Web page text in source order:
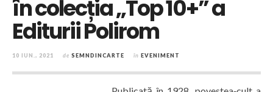
în colecția „Top 10+” a
Editurii Polirom
10 IUN., 2021 de SEMNDINCARTE în EVENIMENT